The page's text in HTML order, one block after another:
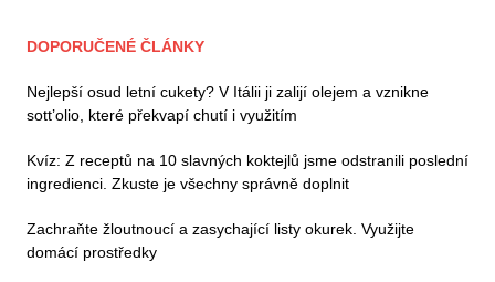
DOPORUČENÉ ČLÁNKY
Nejlepší osud letní cukety? V Itálii ji zalijí olejem a vznikne
sott’olio, které překvapí chutí i využitím
Kvíz: Z receptů na 10 slavných koktejlů jsme odstranili poslední
ingredienci. Zkuste je všechny správně doplnit
Zachraňte žloutnoucí a zasychající listy okurek. Využijte
domácí prostředky